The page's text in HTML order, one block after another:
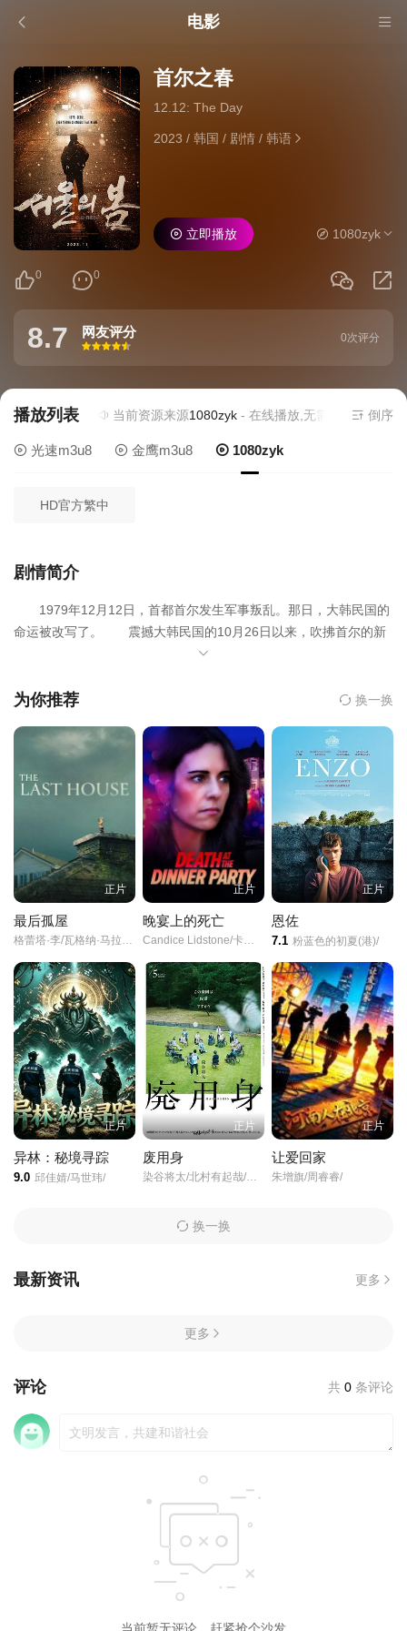
电影
首尔之春
12.12: The Day
2023 / 韩国 / 剧情/ 韩语
0 0
立即播放 1080zyk
8.7 网友评分
很差
较差还行推荐力荐
0次评分
播放列表 当前资源来源1080zyk- 在线播放,无需安装播放器倒序
光速m3u8 金鹰m3u8 1080zyk
HD官方繁中
剧情简介
1979年12月12日，首都首尔发生军事叛乱。那日，大韩民国的
命运被改写了。 震撼大韩民国的10月26日以来，吹拂首尔的新
风也只是暂时的。12月12日，保安司令官全斗光发动叛乱。他动员
被权力蒙蔽双眼的全斗光的叛乱军和以首都警备司令官李泰信
注的两个势力之间针锋相对。今晚，在大韩民国的首都将展开最为
激烈的战争！
为你推荐 换一换
正片
最后孤屋
格蕾塔·李/瓦格纳·马拉/西德·爱德华兹/
正片
晚宴上的死亡
Candice Lidstone/卡梅伦·布罗德/马克·戴/Eden Broda/Bryce Wynter/玛蒂娜·奥尔蒂斯·路易斯/阿娜娜·里德瓦尔德/阮朴生/Jon Welch/
正片
恩佐
7.1 粉蓝色的初夏(港)/
正片
异林：秘境寻踪
9.0 邱佳婧/马世玮/
正片
废用身
染谷将太/北村有起哉/泷内公美/
正片
让爱回家
朱增旗/周睿睿/
换一换
最新资讯 更多
更多
评论 共 0 条评论
当前暂无评论，赶紧抢个沙发